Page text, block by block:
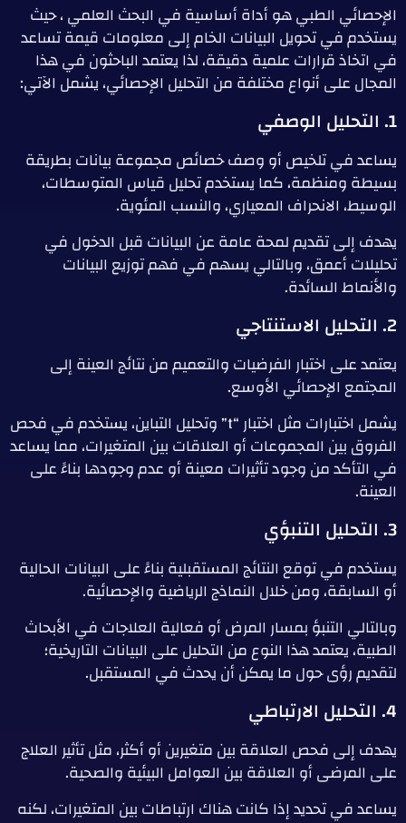
الإحصائي الطبي هو أداة أساسية في البحث العلمي ، حيث
يستخدم في تحويل البيانات الخام إلى معلومات قيمة تساعد
في اتخاذ قرارات علمية دقيقة، لذا يعتمد الباحثون في هذا
المجال على أنواع مختلفة من التحليل الإحصائي، يشمل الآتي:
1. التحليل الوصفي
يساعد في تلخيص أو وصف خصائص مجموعة بيانات بطريقة
بسيطة ومنظمة، كما يستخدم تحليل قياس المتوسطات،
الوسيط، الانحراف المعياري، والنسب المئوية.
يهدف إلى تقديم لمحة عامة عن البيانات قبل الدخول في
تحليلات أعمق، وبالتالي يسهم في فهم توزيع البيانات
والأنماط السائدة.
2. التحليل الاستنتاجي
يعتمد على اختبار الفرضيات والتعميم من نتائج العينة إلى
المجتمع الإحصائي الأوسع.
يشمل اختبارات مثل اختبار “t” وتحليل التباين، يستخدم في فحص
الفروق بين المجموعات أو العلاقات بين المتغيرات، مما يساعد
في التأكد من وجود تأثيرات معينة أو عدم وجودها بناءً على
العينة.
3. التحليل التنبؤي
يستخدم في توقع النتائج المستقبلية بناءً على البيانات الحالية
أو السابقة، ومن خلال النماذج الرياضية والإحصائية.
وبالتالي التنبؤ بمسار المرض أو فعالية العلاجات في الأبحاث
الطبية، يعتمد هذا النوع من التحليل على البيانات التاريخية؛
لتقديم رؤى حول ما يمكن أن يحدث في المستقبل.
4. التحليل الارتباطي
يهدف إلى فحص العلاقة بين متغيرين أو أكثر، مثل تأثير العلاج
على المرضى أو العلاقة بين العوامل البيئية والصحية.
يساعد في تحديد إذا كانت هناك ارتباطات بين المتغيرات، لكنه